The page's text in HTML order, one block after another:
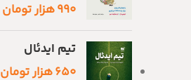
۹۹۰هزار تومان
تیم ایدئال
۶۵۰هزار تومان